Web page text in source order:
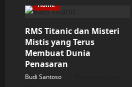
Home
RMS Titanic dan Misteri
Mistis yang Terus
Membuat Dunia
Penasaran
Budi Santoso